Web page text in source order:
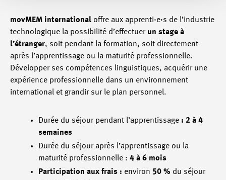
movMEM international offre aux apprenti·e·s de l’industrie
technologique la possibilité d’effectuer un stage à
l’étranger, soit pendant la formation, soit directement
après l’apprentissage ou la maturité professionnelle.
Développer ses compétences linguistiques, acquérir une
expérience professionnelle dans un environnement
international et grandir sur le plan personnel.
Durée du séjour pendant l’apprentissage : 2 à 4
semaines
Durée du séjour après l’apprentissage ou la
maturité professionnelle : 4 à 6 mois
Participation aux frais : environ 50 % du séjour